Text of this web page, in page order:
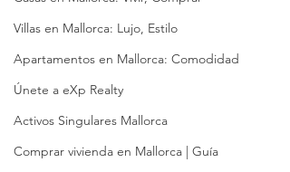
Villas en Mallorca: Lujo, Estilo
Apartamentos en Mallorca: Comodidad
Únete a eXp Realty
Activos Singulares Mallorca
Comprar vivienda en Mallorca | Guía